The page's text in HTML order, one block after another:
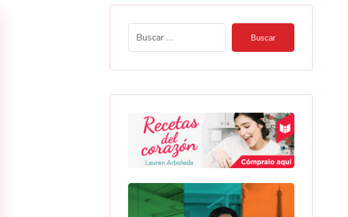
Buscar